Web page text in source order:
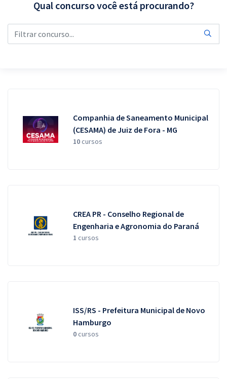
Conteúdo gratuito
Blog
Qual concurso você está procurando?
Companhia de Saneamento Municipal
(CESAMA) de Juiz de Fora - MG
10cursos
CREA PR - Conselho Regional de
Engenharia e Agronomia do Paraná
1 cursos
ISS/RS - Prefeitura Municipal de Novo
Hamburgo
0cursos